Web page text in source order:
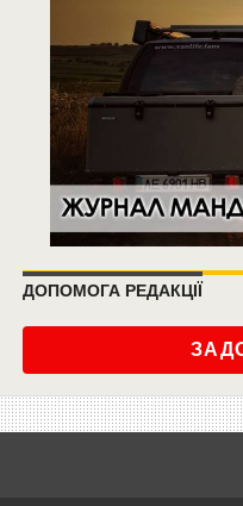
ДОПОМОГА РЕДАКЦІЇ